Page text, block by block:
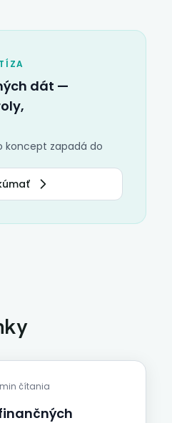
dát —
koncept zapadá do
čítania